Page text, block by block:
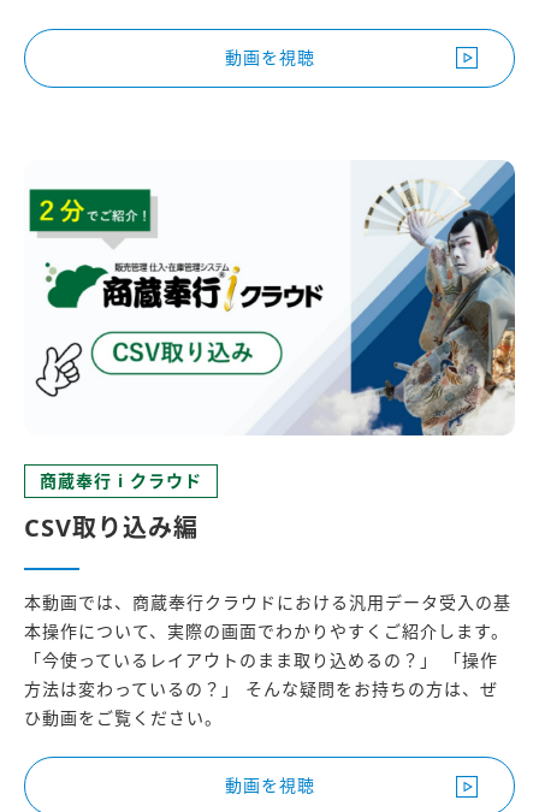
動画を視聴
商蔵奉行 i クラウド
CSV取り込み編
本動画では、商蔵奉行クラウドにおける汎用データ受入の基
本操作について、実際の画面でわかりやすくご紹介します。
「今使っているレイアウトのまま取り込めるの？」 「操作
方法は変わっているの？」 そんな疑問をお持ちの方は、ぜ
ひ動画をご覧ください。
動画を視聴